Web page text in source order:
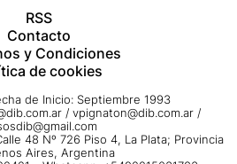
RSS
Contacto
y Condiciones
de cookies
de Inicio: Septiembre 1993
/ vpignaton@dib.com.ar /
48 Nº 726 Piso 4, La Plata; Provincia
Aires, Argentina